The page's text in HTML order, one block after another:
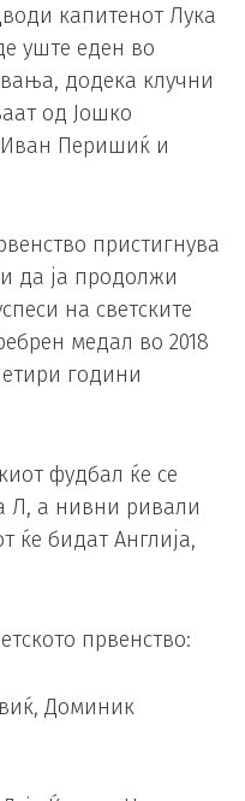
капитенот Лука
уште еден во
додека клучни
од Јошко
Перишиќ и
пристигнува
да ја продолжи
на светските
медал во 2018
години
фудбал ќе се
Л, а нивни ривали
ќе бидат Англија,
првенство:
Доминик